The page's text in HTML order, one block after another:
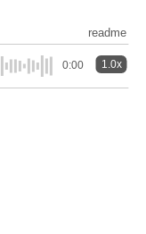
readme
0:00 1.0x